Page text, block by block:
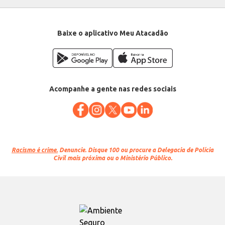
Baixe o aplicativo Meu Atacadão
Acompanhe a gente nas redes sociais
Racismo é crime. Denuncie. Disque 100 ou procure a Delegacia de Polícia
Civil mais próxima ou o Ministério Público.